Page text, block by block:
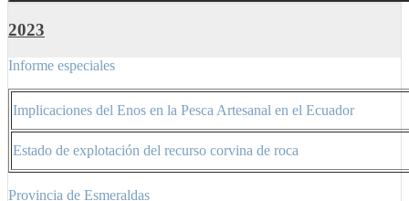
2023
Informe especiales
Implicaciones del Enos en la Pesca Artesanal en el Ecuador
Estado de explotación del recurso corvina de roca
Provincia de Esmeraldas